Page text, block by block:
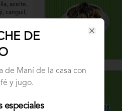
aceite,
canguil,
canguil,
DE
de Maní de la casa con
y jugo.
especiales